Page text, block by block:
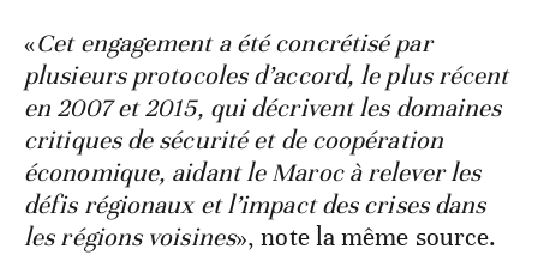
«Cet engagement a été concrétisé par
plusieurs protocoles d’accord, le plus récent
en 2007 et 2015, qui décrivent les domaines
critiques de sécurité et de coopération
économique, aidant le Maroc à relever les
défis régionaux et l’impact des crises dans
les régions voisines», note la même source.